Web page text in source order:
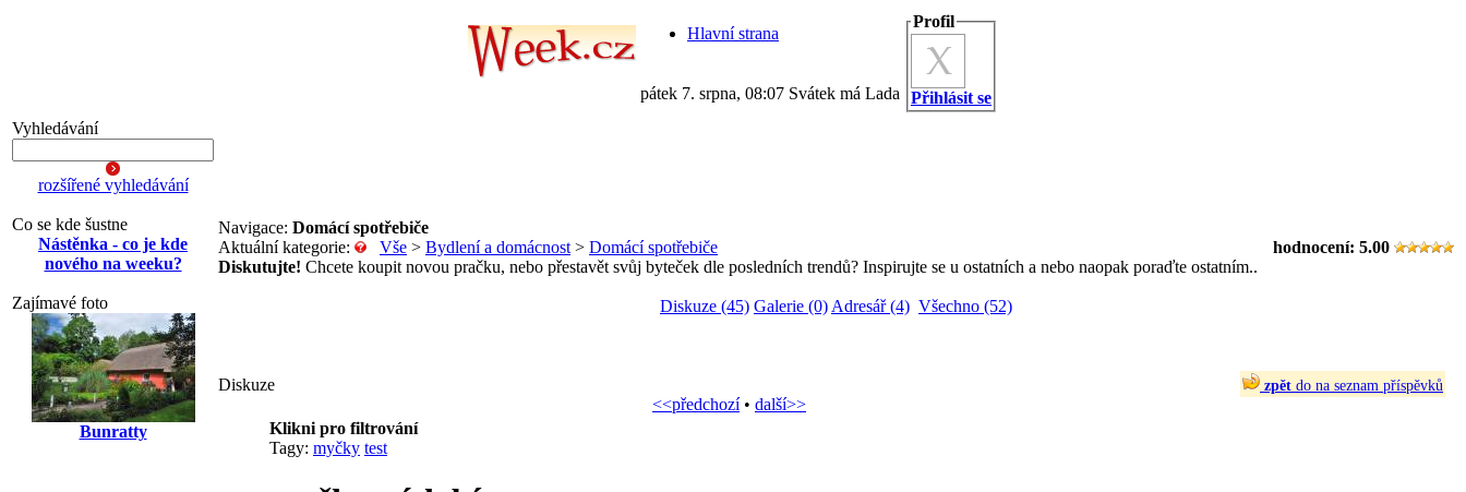
Hlavní strana
pátek 7. srpna, 08:07 Svátek má Lada
Profil
Přihlásit se
Vyhledávání
rozšířené vyhledávání
Co se kde šustne
Nástěnka - co je kde
nového na weeku?
Zajímavé foto
Bunratty
Navigace: Domácí spotřebiče
hodnocení: 5.00
Aktuální kategorie: Vše > Bydlení a domácnost > Domácí spotřebiče
Diskutujte! Chcete koupit novou pračku, nebo přestavět svůj byteček dle posledních trendů? Inspirujte se u ostatních a nebo naopak poraďte ostatním..
Diskuze (45) Galerie (0) Adresář (4) Všechno (52)
zpět do na seznam příspěvků
Diskuze
<<předchozí• další>>
Klikni pro filtrování
Tagy: myčky test